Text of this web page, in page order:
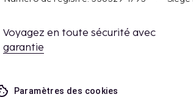
en
Voyagez en toute sécurité avec
garantie
Paramètres des cookies